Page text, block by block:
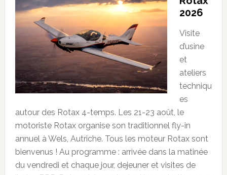
2026
Visite
d’usine
et
ateliers
techniqu
es
autour des Rotax 4-temps. Les 21-23 août, le
motoriste Rotax organise son traditionnel fly-in
annuel à Wels, Autriche. Tous les moteur Rotax sont
bienvenus ! Au programme : arrivée dans la matinée
du vendredi et chaque jour, dejeuner et visites de